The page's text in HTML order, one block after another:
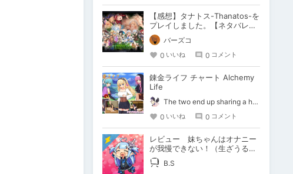
【感想】タナトス-Thanatos-を
プレイしました。【ネタバレ注
意】
バーズコ
0 いいね 0 コメント
錬金ライフ チャート Alchemy
Life
The two end up sharing a happy kiss【二人は幸せな接吻をして終了】
0 いいね 0 コメント
レビュー 妹ちゃんはオナニー
が我慢できない！（生ざうる
す 様）
B.S